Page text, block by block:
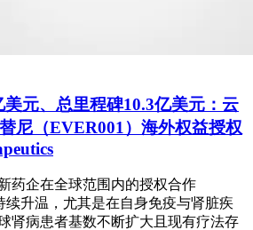
美元、总里程碑10.3亿美元：云
尼（EVER001）海外权益授权
药企在全球范围内的授权合作
续升温，尤其是在自身免疫与肾脏疾
肾病患者基数不断扩大且现有疗法存